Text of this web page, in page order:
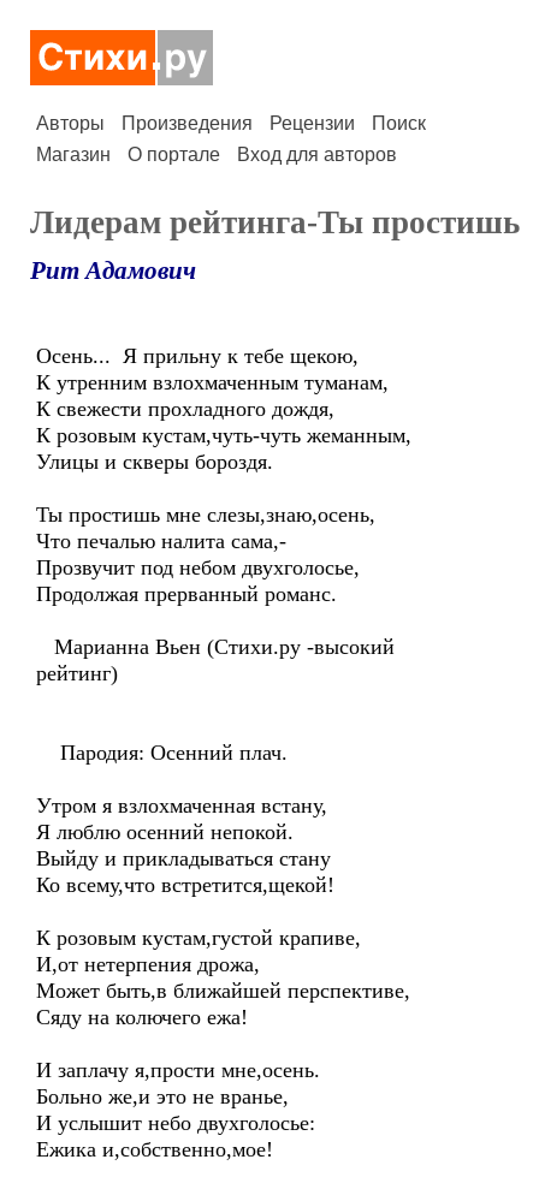
Авторы Произведения Рецензии
Поиск
Магазин
О портале Вход для авторов
Лидерам рейтинга-Ты простишь
Рит Адамович
Осень... Я прильну к тебе щекою,
К утренним взлохмаченным туманам,
К свежести прохладного дождя,
К розовым кустам,чуть-чуть жеманным,
Улицы и скверы бороздя.
Ты простишь мне слезы,знаю,осень,
Что печалью налита сама,-
Прозвучит под небом двухголосье,
Продолжая прерванный романс.
Марианна Вьен (Стихи.ру -высокий
рейтинг)
Пародия: Осенний плач.
Утром я взлохмаченная встану,
Я люблю осенний непокой.
Выйду и прикладываться стану
Ко всему,что встретится,щекой!
К розовым кустам,густой крапиве,
И,от нетерпения дрожа,
Может быть,в ближайшей перспективе,
Сяду на колючего ежа!
И заплачу я,прости мне,осень.
Больно же,и это не вранье,
И услышит небо двухголосье:
Ежика и,собственно,мое!